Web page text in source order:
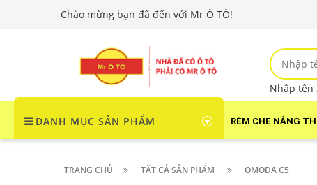
Chào mừng bạn đã đến với Mr Ô TÔ!
Nhập tên
DANH MỤC SẢN PHẨM RÈM CHE NẮNG
TRANG CHỦ TẤT CẢ SẢN PHẨM OMODA C5